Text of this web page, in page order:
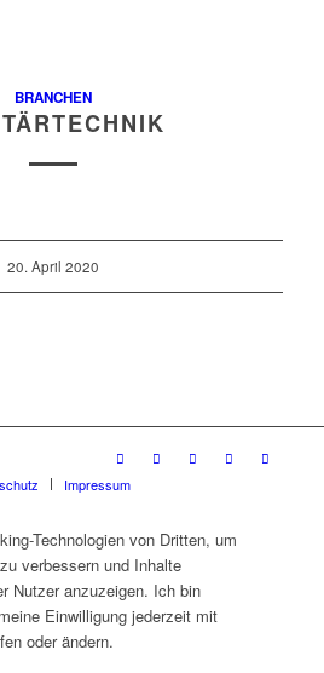
BRANCHEN
20. April 2020
Impressum
Technologien von Dritten, um
verbessern und Inhalte
Nutzer anzuzeigen. Ich bin
Einwilligung jederzeit mit
oder ändern.